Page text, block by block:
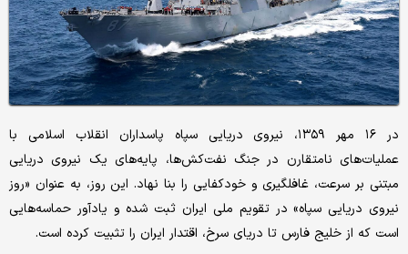
در ۱۶ مهر ۱۳۵۹، نیروی دریایی سپاه پاسداران انقلاب اسلامی با
عملیات‌های نامتقارن در جنگ نفت‌کش‌ها، پایه‌های یک نیروی دریایی
مبتنی بر سرعت، غافلگیری و خودکفایی را بنا نهاد. این روز، به عنوان «روز
نیروی دریایی سپاه» در تقویم ملی ایران ثبت شده و یادآور حماسه‌هایی
است که از خلیج فارس تا دریای سرخ، اقتدار ایران را تثبیت کرده است.